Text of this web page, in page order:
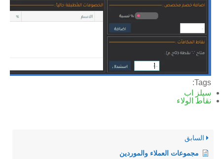
Tags:
سيلز اب
نقاط الولاء
السابق
مجموعات العملاء والموردين